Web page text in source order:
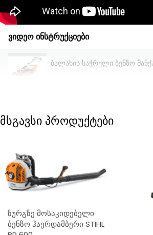
ვიდეო ინსტრუქციები
ბალახის საჭრელი ბენზო
მსგავსი პროდუქტები
ზურგზე მოსაკიდებელი
ბენზო ჰაერდამბერი STIHL